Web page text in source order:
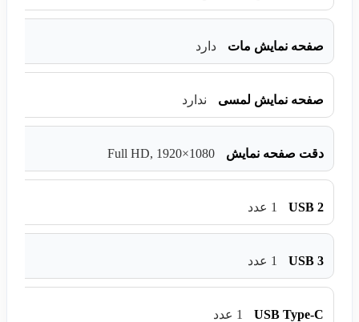
صفحه نمایش مات دارد
صفحه نمایش لمسی ندارد
دقت صفحه نمایش Full HD, 1920×1080
USB 2 1 عدد
USB 3 1 عدد
USB Type-C 1 عدد